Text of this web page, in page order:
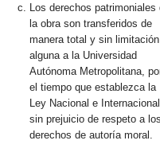
Los derechos patrimoniales
la obra son transferidos de
manera total y sin limitación
alguna a la Universidad
Autónoma Metropolitana,
el tiempo que establezca la
Ley Nacional e
sin prejuicio de respeto a los
derechos de autoría moral.